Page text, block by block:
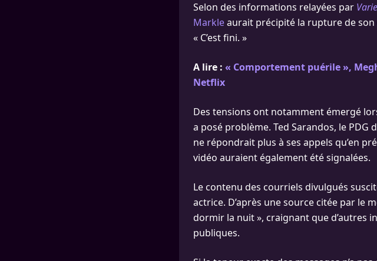
Selon des informations relayées par
Markleaurait précipité la rupture de
« C’est fini. »
A lire : « Comportement puérile »,
Netflix
Des tensions ont notamment émergé
a posé problème. Ted Sarandos, le
ne répondrait plus à ses appels qu’en
vidéo auraient également été signalées.
Le contenu des courriels divulgués
actrice. D’après une source citée par le
dormir la nuit », craignant que d’autres
publiques.